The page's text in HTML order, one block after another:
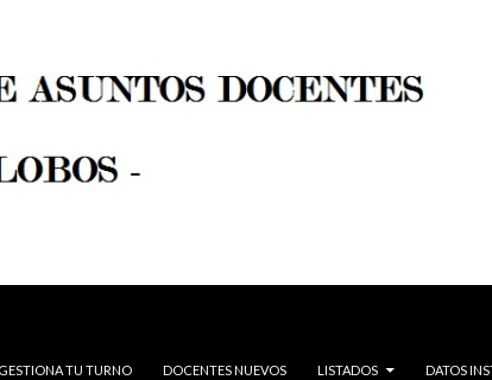
GESTIONA TU TURNO DOCENTES NUEVOS LISTADOS DATOS